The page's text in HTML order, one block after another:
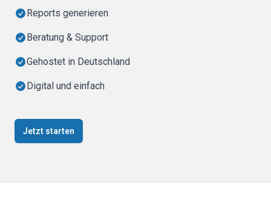
Reports generieren
Beratung & Support
Gehostet in Deutschland
Digital und einfach
Jetzt starten